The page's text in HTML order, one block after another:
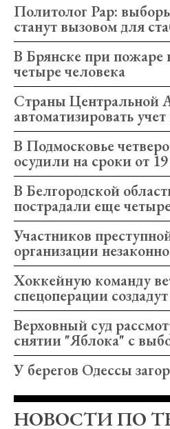
Политолог Рар:
станут вызовом для
В Брянске при пожаре
четыре человека
Страны Центральной
автоматизировать
В Подмосковье
осудили на сроки от
В Белгородской
пострадали еще
Участников
организации
Хоккейную команду
спецоперации
Верховный суд
снятии "Яблока" с
У берегов Одессы
НОВОСТИ ПО